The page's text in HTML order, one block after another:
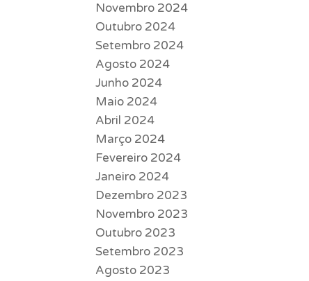
Novembro 2024
Outubro 2024
Setembro 2024
Agosto 2024
Junho 2024
Maio 2024
Abril 2024
Março 2024
Fevereiro 2024
Janeiro 2024
Dezembro 2023
Novembro 2023
Outubro 2023
Setembro 2023
Agosto 2023